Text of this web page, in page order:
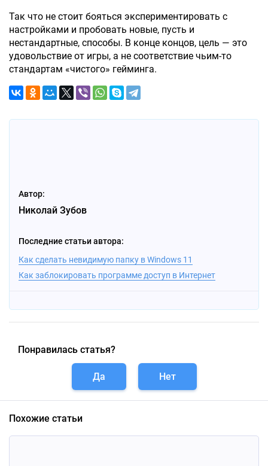
Так что не стоит бояться экспериментировать с
настройками и пробовать новые, пусть и
нестандартные, способы. В конце концов, цель — это
удовольствие от игры, а не соответствие чьим-то
стандартам «чистого» гейминга.
Автор:
Николай Зубов
Последние статьи автора:
Как сделать невидимую папку в Windows 11
Как заблокировать программе доступ в Интернет
Понравилась статья?
Да Нет
Похожие статьи